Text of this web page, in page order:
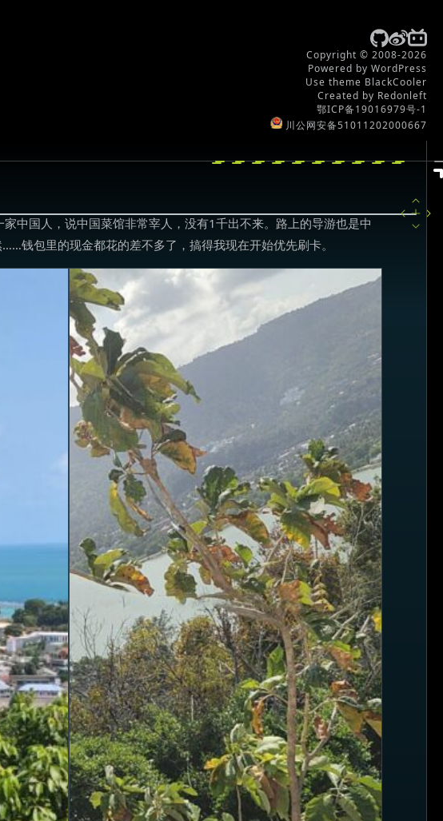
Copyright © 2008-2026
Powered by WordPress
Use theme BlackCooler
Created by Redonleft
鄂ICP备19016979号-1
川公网安备51011202000667
中国人，说中国菜馆非常宰人，没有1千出不来。路上的导游也是中
钱包里的现金都花的差不多了，搞得我现在开始优先刷卡。